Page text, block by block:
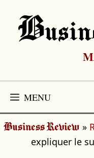
contenu
B
MENU
Business Review »
expliquer le